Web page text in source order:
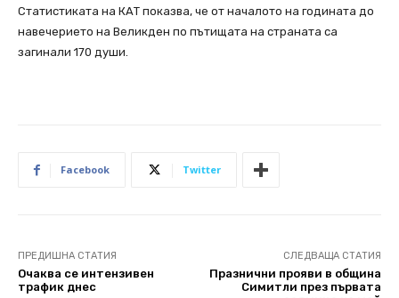
Статистиката на КАТ показва, че от началото на годината до
навечерието на Великден по пътищата на страната са
загинали 170 души.
Facebook Twitter
ПРЕДИШНА СТАТИЯ
Очаква се интензивен
трафик днес
СЛЕДВАЩА СТАТИЯ
Празнични прояви в община
Симитли през първата